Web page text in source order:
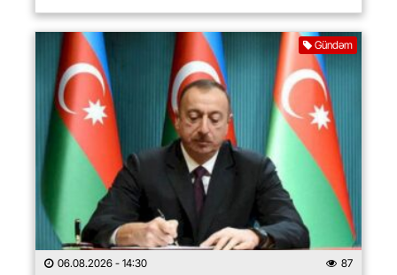
Gündəm
06.08.2026 - 14:30 87